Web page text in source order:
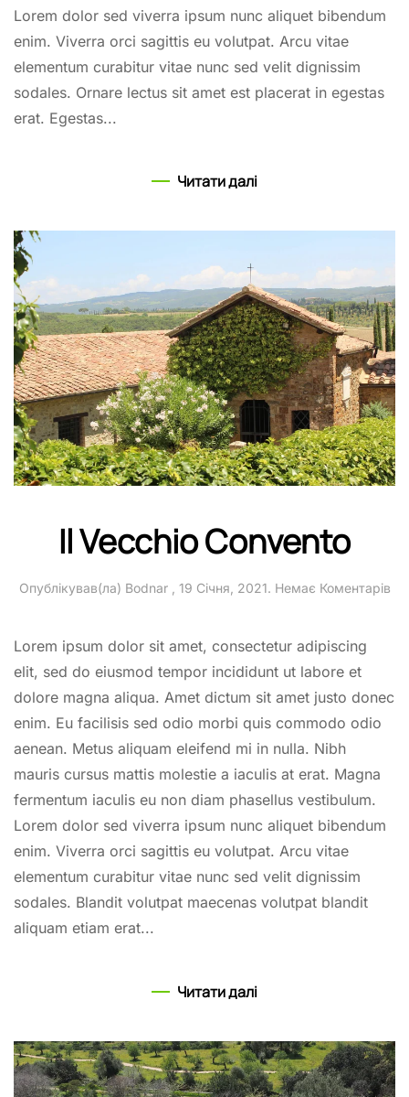
Lorem dolor sed viverra ipsum nunc aliquet bibendum
enim. Viverra orci sagittis eu volutpat. Arcu vitae
elementum curabitur vitae nunc sed velit dignissim
sodales. Ornare lectus sit amet est placerat in egestas
erat. Egestas...
Читати далі
Il Vecchio Convento
Опублікував(ла) Bodnar, 19 Січня, 2021. Немає Коментарівдо
Lorem ipsum dolor sit amet, consectetur adipiscing
elit, sed do eiusmod tempor incididunt ut labore et
dolore magna aliqua. Amet dictum sit amet justo donec
enim. Eu facilisis sed odio morbi quis commodo odio
aenean. Metus aliquam eleifend mi in nulla. Nibh
mauris cursus mattis molestie a iaculis at erat. Magna
fermentum iaculis eu non diam phasellus vestibulum.
Lorem dolor sed viverra ipsum nunc aliquet bibendum
enim. Viverra orci sagittis eu volutpat. Arcu vitae
elementum curabitur vitae nunc sed velit dignissim
sodales. Blandit volutpat maecenas volutpat blandit
aliquam etiam erat...
Читати далі